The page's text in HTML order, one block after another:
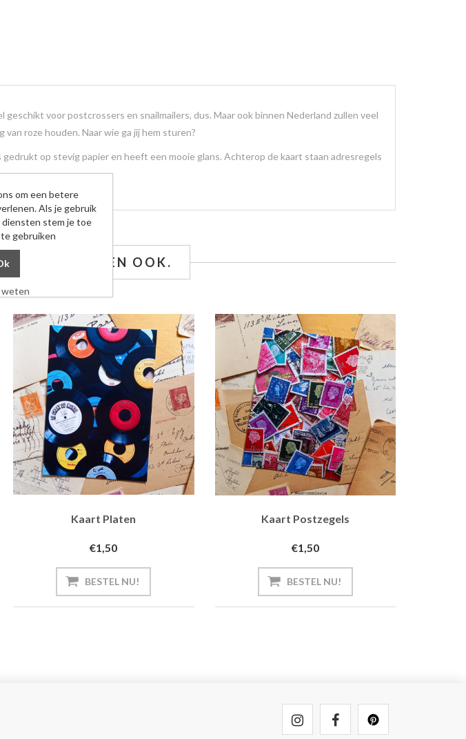
voor postcrossers en snailmailers, dus. Maar ook binnen Nederland zullen veel
roze houden. Naar wie ga jij hem sturen?
op stevig papier en heeft een mooie glans. Achterop de kaart staan adresregels
KOCHTEN OOK.
Kaart Platen
€1,50
BESTEL NU!
Kaart Postzegels
€1,50
BESTEL NU!
om een betere
Als je gebruik
diensten stem je toe
gebruiken